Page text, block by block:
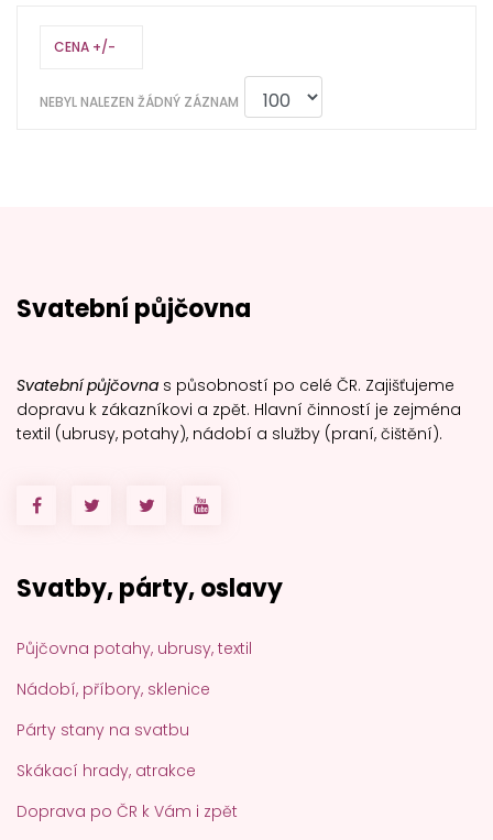
CENA +/-
NEBYL NALEZEN ŽÁDNÝ ZÁZNAM
Svatební půjčovna
Svatební půjčovna s působností po celé ČR. Zajišťujeme
dopravu k zákazníkovi a zpět. Hlavní činností je zejména
textil (ubrusy, potahy), nádobí a služby (praní, čištění).
Svatby, párty, oslavy
Půjčovna potahy, ubrusy, textil
Nádobí, příbory, sklenice
Párty stany na svatbu
Skákací hrady, atrakce
Doprava po ČR k Vám i zpět